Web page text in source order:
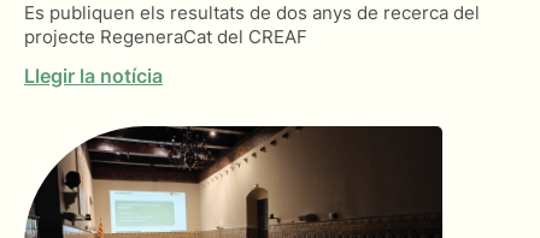
Es publiquen els resultats de dos anys de recerca del
projecte RegeneraCat del CREAF
Llegir la notícia